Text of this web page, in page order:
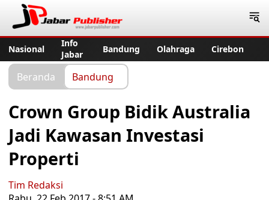
Nasional
Info
Jabar
Bandung Olahraga Cirebon
Beranda Bandung
Crown Group Bidik Australia
Jadi Kawasan Investasi
Properti
Tim Redaksi